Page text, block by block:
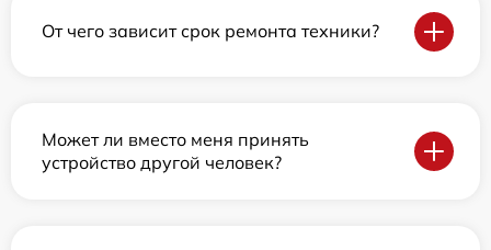
От чего зависит срок ремонта техники?
Может ли вместо меня принять
устройство другой человек?